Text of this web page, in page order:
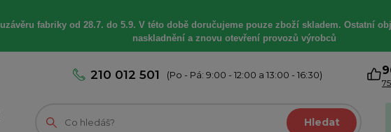
uzávěru fabriky od 28.7. do 5.9. V této době doručujeme pouze zboží skladem. Ostatní
naskladnění a znovu otevření provozů výrobců
210 012 501 (Po - Pá: 9:00 - 12:00 a 13:00 - 16:30)
Hledat